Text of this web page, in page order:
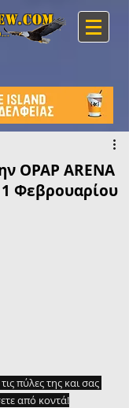
OPAP ARENA
Φεβρουαρίου
πύλες της και σας
από κοντά!